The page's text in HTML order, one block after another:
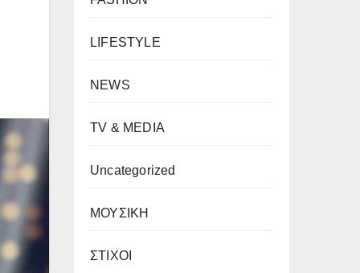
LIFESTYLE
NEWS
TV & MEDIA
Uncategorized
ΜΟΥΣΙΚΗ
ΣΤΙΧΟΙ